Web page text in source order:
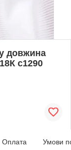
довжина
с1290
Оплата Умови